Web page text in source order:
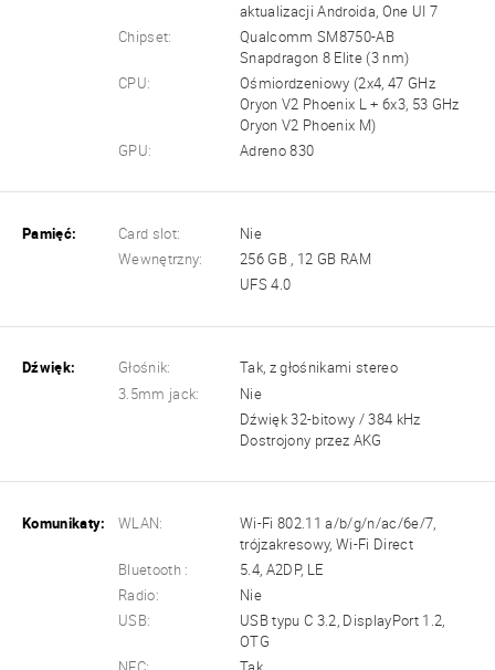
aktualizacji Androida, One UI 7
Chipset:
Qualcomm SM8750-AB
Snapdragon 8 Elite (3 nm)
CPU:
Ośmiordzeniowy (2x4, 47 GHz
Oryon V2 Phoenix L + 6x3, 53 GHz
Oryon V2 Phoenix M)
GPU:
Adreno 830
Pamięć: Card slot:
Nie
Wewnętrzny:
256 GB , 12 GB RAM
UFS 4.0
Dźwięk: Głośnik:
Tak, z głośnikami stereo
3.5mm jack:
Nie
Dźwięk 32-bitowy / 384 kHz
Dostrojony przez AKG
Komunikaty: WLAN:
Wi-Fi 802.11 a/b/g/n/ac/6e/7,
trójzakresowy, Wi-Fi Direct
Bluetooth :
5.4, A2DP, LE
Radio:
Nie
USB:
USB typu C 3.2, DisplayPort 1.2,
OTG